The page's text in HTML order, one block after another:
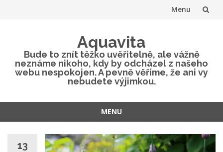
Menu
obsah
Aquavita
Bude to znít těžko uvěřitelně, ale vážně
neznáme nikoho, kdy by odcházel z našeho
webu nespokojen. A pevně věříme, že ani vy
nebudete výjimkou.
MENU
13